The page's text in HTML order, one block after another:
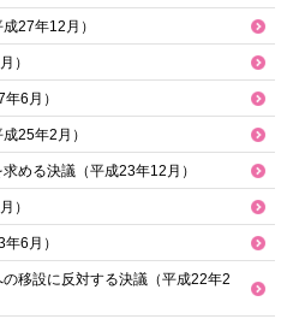
27年12月）
）
6月）
25年2月）
める決議（平成23年12月）
）
6月）
移設に反対する決議（平成22年2